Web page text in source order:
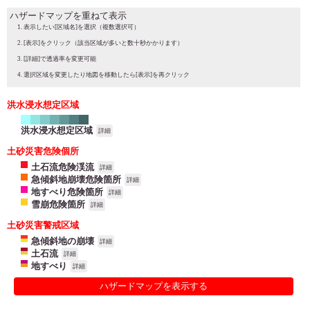
ハザードマップを重ねて表示
表示したい[区域名]を選択（複数選択可）
[表示]をクリック（該当区域が多いと数十秒かかります）
[詳細]で透過率を変更可能
選択区域を変更したり地図を移動したら[表示]を再クリック
洪水浸水想定区域
洪水浸水想定区域 詳細
土砂災害危険個所
土石流危険渓流
詳細
急傾斜地崩壊危険箇所 詳細
地すべり危険箇所 詳細
雪崩危険箇所 詳細
土砂災害警戒区域
急傾斜地の崩壊
詳細
土石流 詳細
地すべり 詳細
ハザードマップを表示する